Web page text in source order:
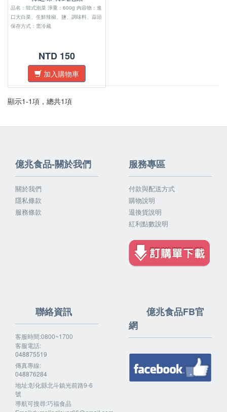
品名：韓式泡菜 淨重：600g 內容物：進
口大白菜、生鮮辣椒、鹽、調味料、蒜頭
保存方式：需冷藏
NTD 150
加入購物車
顯示1-1項，總共1項
億兆食品-關於我們
關於我們
隱私條款
服務條款
服務專區
付款與配送方式
購物說明
退換貨說明
紅利點數說明
聯絡資訊
客服時間:0800~1700
客服電話:
048875519
傳真專線:
048876284
地址:彰化縣北斗鎮光前路9-6
號
導航可搜尋:巧福食品
億兆食品FB官
網